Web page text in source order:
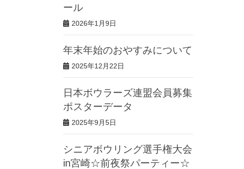
ール
2026年1月9日
年末年始のおやすみについて
2025年12月22日
日本ボウラーズ連盟会員募集
ポスターデータ
2025年9月5日
シニアボウリング選手権大会
in宮崎☆前夜祭パーティー☆